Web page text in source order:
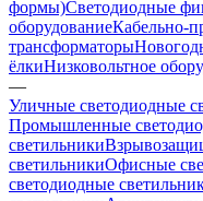
формы)Светодиодные
оборудованиеКабельно-
трансформаторы
ёлкиНизковольтное
—
Уличные светодиодные
Промышленные
светильники
светильникиОфисные
светодиодные